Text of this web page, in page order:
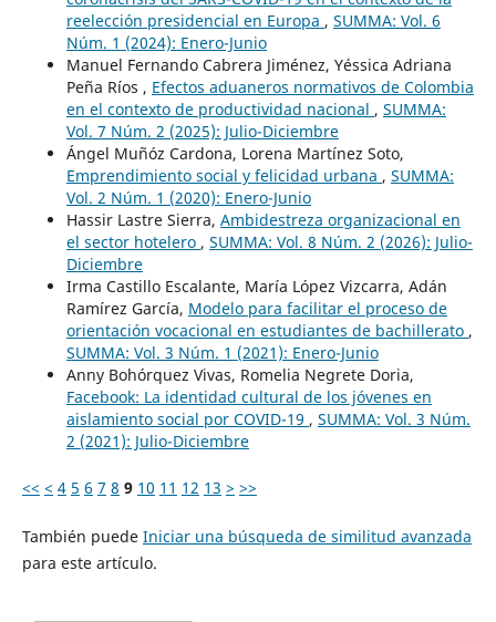
reelección presidencial en Europa , SUMMA: Vol. 6
Núm. 1 (2024): Enero-Junio
Manuel Fernando Cabrera Jiménez, Yéssica Adriana
Peña Ríos , Efectos aduaneros normativos de Colombia
en el contexto de productividad nacional , SUMMA:
Vol. 7 Núm. 2 (2025): Julio-Diciembre
Ángel Muñóz Cardona, Lorena Martínez Soto,
Emprendimiento social y felicidad urbana , SUMMA:
Vol. 2 Núm. 1 (2020): Enero-Junio
Hassir Lastre Sierra, Ambidestreza organizacional en
el sector hotelero , SUMMA: Vol. 8 Núm. 2 (2026): Julio-
Diciembre
Irma Castillo Escalante, María López Vizcarra, Adán
Ramírez García, Modelo para facilitar el proceso de
orientación vocacional en estudiantes de bachillerato ,
SUMMA: Vol. 3 Núm. 1 (2021): Enero-Junio
Anny Bohórquez Vivas, Romelia Negrete Doria,
Facebook: La identidad cultural de los jóvenes en
aislamiento social por COVID-19 , SUMMA: Vol. 3 Núm.
2 (2021): Julio-Diciembre
<< < 4 5 6 7 8 9 10 11 12 13 > >>
También puede Iniciar una búsqueda de similitud avanzada
para este artículo.